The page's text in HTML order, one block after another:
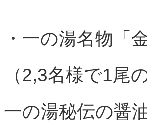
・一の湯名物「
（2,3名様で1尾
一の湯秘伝の醤